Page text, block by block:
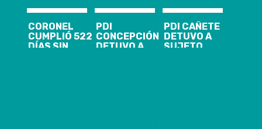
CORONEL
CUMPLIÓ 522
DÍAS SIN
PDI
CONCEPCIÓN
DETUVO A
PDI CAÑETE
DETUVO A
SUJETO